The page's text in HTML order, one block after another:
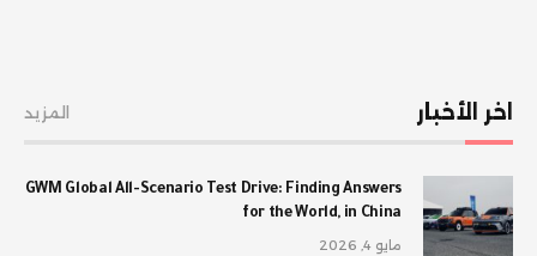
اخر الأخبار المزيد
GWM Global All-Scenario Test Drive: Finding Answers
for the World, in China
مايو 4, 2026